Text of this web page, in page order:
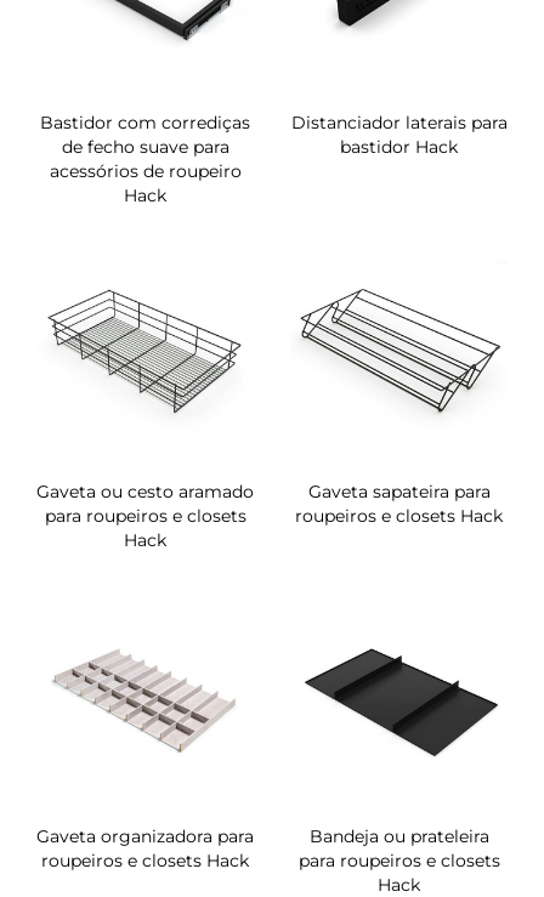
Bastidor com corrediças
de fecho suave para
acessórios de roupeiro
Hack
Distanciador laterais para
bastidor Hack
Gaveta ou cesto aramado
para roupeiros e closets
Hack
Gaveta sapateira para
roupeiros e closets Hack
Gaveta organizadora para
roupeiros e closets Hack
Bandeja ou prateleira
para roupeiros e closets
Hack